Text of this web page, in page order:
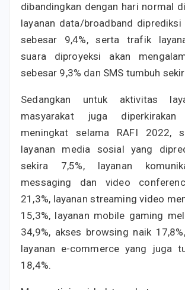
dibandingkan dengan hari normal
layanan data/broadband diprediksi
sebesar 9,4%, serta trafik
suara diproyeksi akan
sebesar 9,3% dan SMS tumbuh
Sedangkan untuk aktivitas
masyarakat juga
meningkat selama RAFI 2022,
layanan media sosial yang
sekira 7,5%, layanan
messaging dan video
21,3%, layanan streaming video
15,3%, layanan mobile gaming
34,9%, akses browsing naik
layanan e-commerce yang juga
18,4%.